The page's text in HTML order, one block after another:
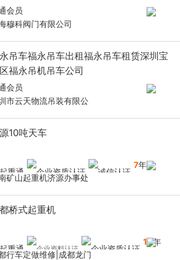
会员
穆科阀门有限公司
吊车福永吊车出租福永吊车租赁深圳宝
福永吊机吊车公司
会员
市云天物流吊装有限公
10吨天车
7年
矿山起重机济源办事处
桥式起重机
10年
行车定做维修|成都龙门